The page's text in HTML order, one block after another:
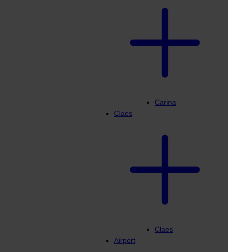
Carina
Claes
Claes
Airport